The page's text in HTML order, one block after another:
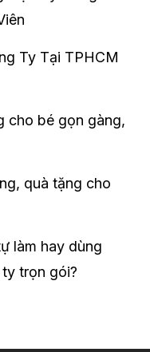
Ty Tại TPHCM
cho bé gọn gàng,
quà tặng cho
làm hay dùng
trọn gói?